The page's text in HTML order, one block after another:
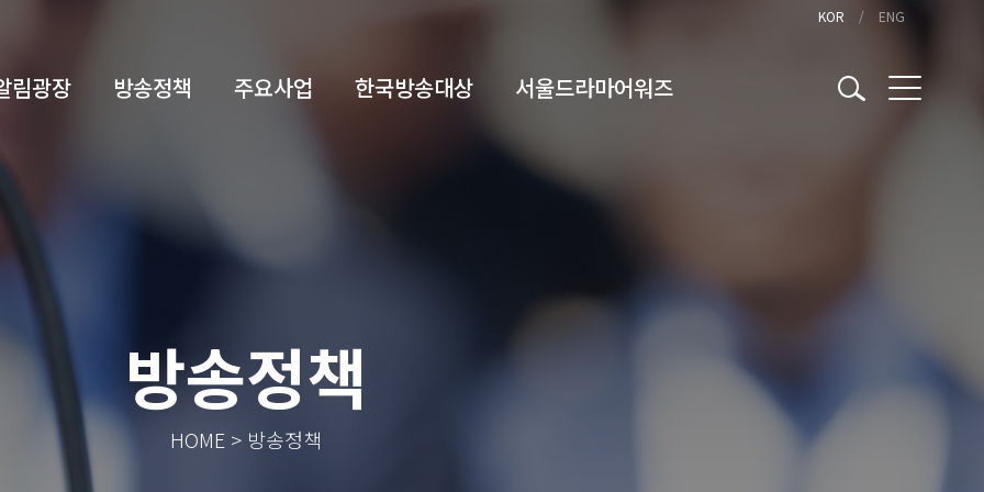
KOR ENG
림광장 방송정책 주요사업 한국방송대상 서울드라마어워즈
방송정책
HOME > 방송정책